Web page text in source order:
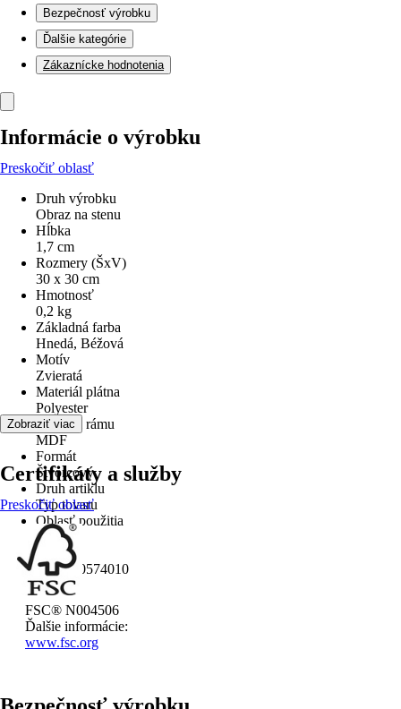
Bezpečnosť výrobku
Ďalšie kategórie
Zákaznícke hodnotenia
Informácie o výrobku
Preskočiť oblasť
Druh výrobku
Obraz na stenu
Hĺbka
1,7 cm
Rozmery (ŠxV)
30 x 30 cm
Hmotnosť
0,2 kg
Základná farba
Hnedá, Béžová
Motív
Zvieratá
Materiál plátna
Polyester
Materiál rámu
MDF
Formát
Štvorcový
Druh artiklu
Typ tovaru
Oblasť použitia
Interiér
EAN
4251050574010
Zobraziť viac
Certifikáty a služby
Preskočiť oblasť
FSC® N004506
Ďalšie informácie:
www.fsc.org